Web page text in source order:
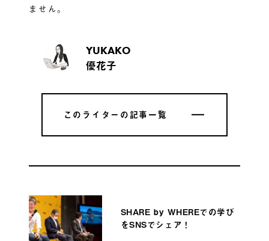
ません。
YUKAKO
優花子
このライターの記事一覧
このライターの記事一覧
SHARE by WHEREでの学び
をSNSでシェア！